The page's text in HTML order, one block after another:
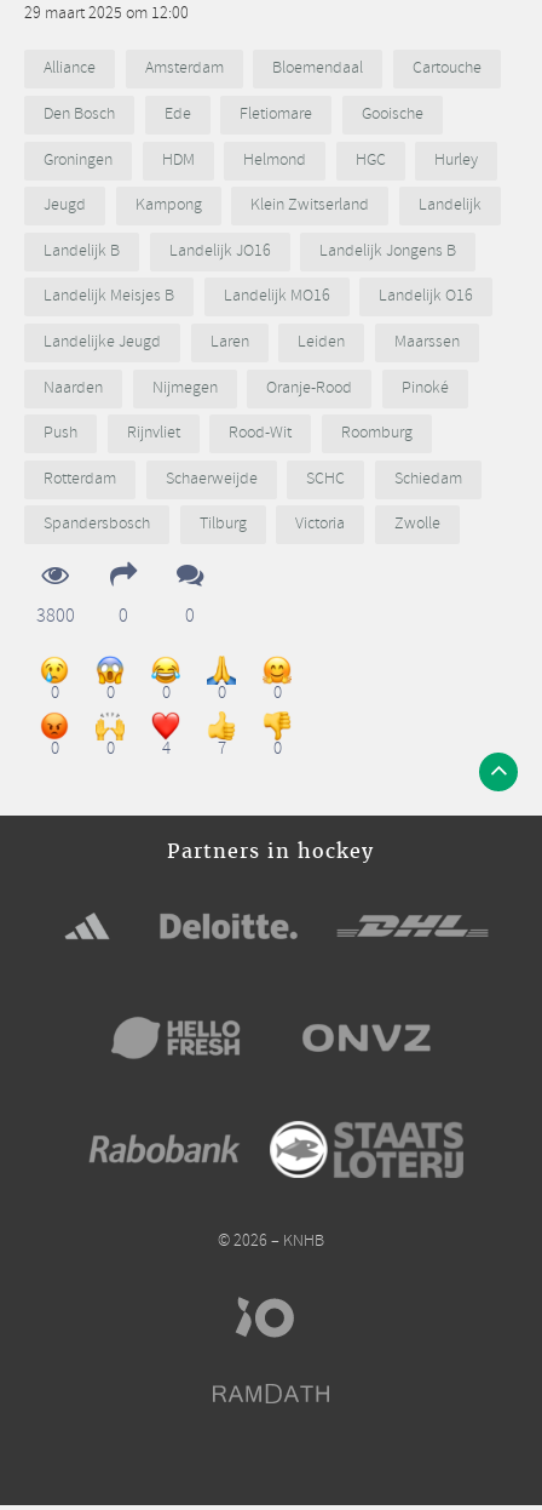
29 maart 2025 om 12:00
Alliance Amsterdam Bloemendaal
Cartouche
Den Bosch
Ede Fletiomare
Gooische
Groningen
HDM Helmond HGC
Hurley
Jeugd
Kampong Klein Zwitserland
Landelijk
Landelijk B
Landelijk JO16
Landelijk Jongens B
Landelijk Meisjes B
Landelijk MO16
Landelijk O16
Landelijke Jeugd
Laren Leiden
Maarssen
Naarden
Nijmegen Oranje-Rood
Pinoké
Push
Rijnvliet Rood-Wit
Roomburg
Rotterdam
Schaerweijde SCHC
Schiedam
Spandersbosch
Tilburg Victoria Zwolle
3800 0 0
0 0 0 0 0
0 0 4 7 0
Partners in hockey
© 2026 – KNHB